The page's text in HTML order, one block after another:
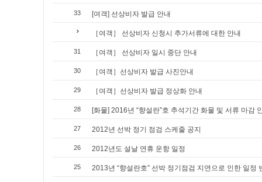
33 [여객] 선상비자 발급 안내
［여객］ 선상비자 신청시 추가서류에 대한 안내
31 ［여객］ 선상비자 일시 중단 안내
30 ［여객］선상비자 발급 사진안내
29 ［여객］선상비자 발급 정상화 안내
28 [화물] 2016년 “향설란”호 추석기간 화물 및 서류 마감
27 2012년 선박 정기 점검 스케줄 공지
26 2012년도 설날 연휴 운항 일정
25 2013년 “향설란호” 선박 정기점검 지연으로 인한 일정